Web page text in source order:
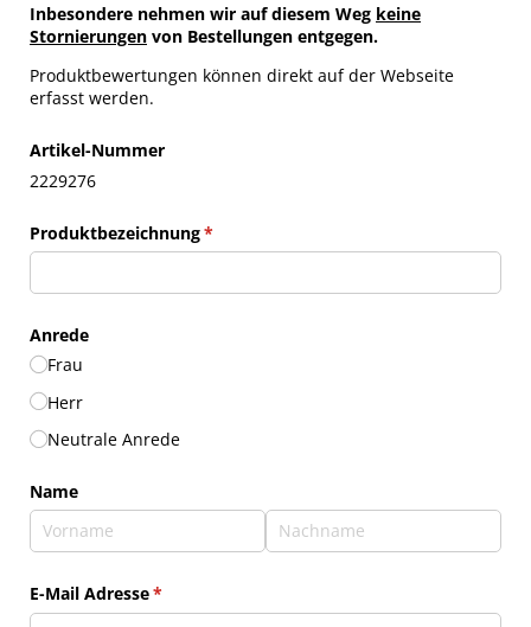
Inbesondere nehmen wir auf diesem Weg keine
Stornierungen von Bestellungen entgegen.
Produktbewertungen können direkt auf der Webseite
erfasst werden.
Artikel-Nummer
2229276
Produktbezeichnung*
(erforderlich)
Anrede
Frau
Herr
Neutrale Anrede
Name
E-Mail Adresse*
(erforderlich)